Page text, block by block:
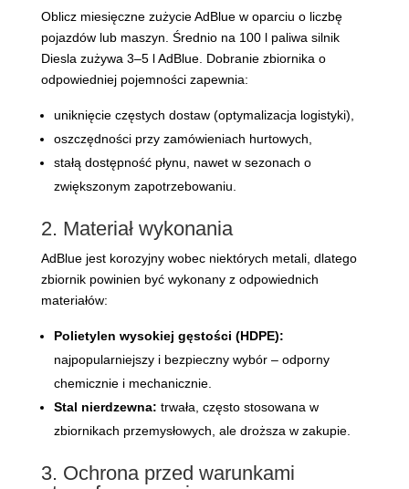
Oblicz miesięczne zużycie AdBlue w oparciu o liczbę
pojazdów lub maszyn. Średnio na 100 l paliwa silnik
Diesla zużywa 3–5 l AdBlue. Dobranie zbiornika o
odpowiedniej pojemności zapewnia:
uniknięcie częstych dostaw (optymalizacja logistyki),
oszczędności przy zamówieniach hurtowych,
stałą dostępność płynu, nawet w sezonach o
zwiększonym zapotrzebowaniu.
2. Materiał wykonania
AdBlue jest korozyjny wobec niektórych metali, dlatego
zbiornik powinien być wykonany z odpowiednich
materiałów:
Polietylen wysokiej gęstości (HDPE):
najpopularniejszy i bezpieczny wybór – odporny
chemicznie i mechanicznie.
Stal nierdzewna: trwała, często stosowana w
zbiornikach przemysłowych, ale droższa w zakupie.
3. Ochrona przed warunkami